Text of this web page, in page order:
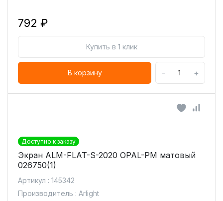
792 ₽
Купить в 1 клик
В корзину - +
Доступно к заказу
Экран ALM-FLAT-S-2020 OPAL-PM матовый
026750(1)
Артикул : 145342
Производитель : Arlight